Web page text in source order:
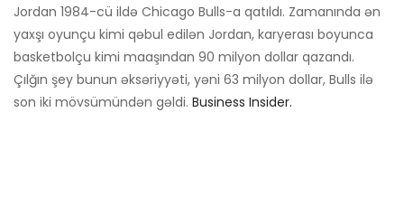
Jordan 1984-cü ildə Chicago Bulls-a qatıldı. Zamanında ən
yaxşı oyunçu kimi qəbul edilən Jordan, karyerası boyunca
basketbolçu kimi maaşından 90 milyon dollar qazandı.
Çılğın şey bunun əksəriyyəti, yəni 63 milyon dollar, Bulls ilə
son iki mövsümündən gəldi. Business Insider.